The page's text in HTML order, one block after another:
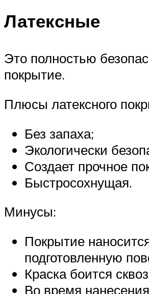
Латексные
Это полностью
покрытие.
Плюсы латексного
Без запаха;
Экологически
Создает прочное
Быстросохнущая.
Минусы:
Покрытие
подготовленную
Краска боится
Во время